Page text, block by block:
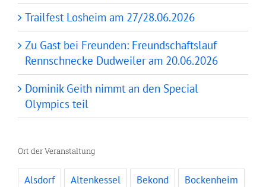
Trailfest Losheim am 27/28.06.2026
Zu Gast bei Freunden: Freundschaftslauf
Rennschnecke Dudweiler am 20.06.2026
Dominik Geith nimmt an den Special
Olympics teil
Ort der Veranstaltung
Alsdorf Altenkessel Bekond
Bockenheim